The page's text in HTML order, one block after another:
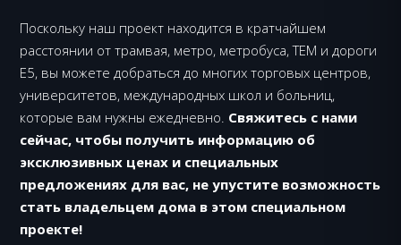
Поскольку наш проект находится в кратчайшем
расстоянии от трамвая, метро, метробуса, TEM и дороги
E5, вы можете добраться до многих торговых центров,
университетов, международных школ и больниц,
которые вам нужны ежедневно. Свяжитесь с нами
сейчас, чтобы получить информацию об
эксклюзивных ценах и специальных
предложениях для вас, не упустите возможность
стать владельцем дома в этом специальном
проекте!